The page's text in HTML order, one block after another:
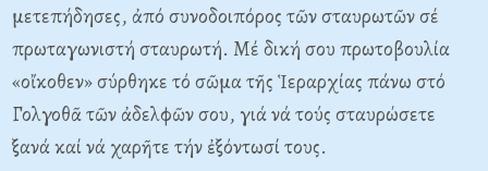
μετεπήδησες, ἀπό συνοδοιπόρος τῶν σταυρωτῶν σέ
πρωταγωνιστή σταυρωτή. Mέ δική σου πρωτοβουλία
«οἴκοθεν» σύρθηκε τό σῶμα τῆς Ἱεραρχίας πάνω στό
Γολγοθᾶ τῶν ἀδελφῶν σου, γιά νά τούς σταυρώσετε
ξανά καί νά χαρῆτε τήν ἐξόντωσί τους.